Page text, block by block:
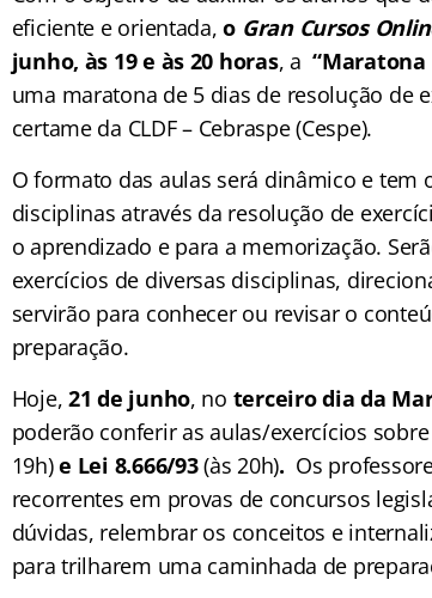
eficiente e orientada,o Gran Cursos
junho, às 19 e às 20 horas, a “Maratona
uma maratona de 5 dias de resolução de
certame da CLDF – Cebraspe (Cespe).
O formato das aulas será dinâmico e
disciplinas através da resolução de
o aprendizado e para a memorização.
exercícios de diversas disciplinas,
servirão para conhecer ou revisar o
preparação.
Hoje, 21 de junho, no terceiro dia da
poderão conferir as aulas/exercícios
19h)e Lei 8.666/93(às 20h). Os
recorrentes em provas de concursos
dúvidas, relembrar os conceitos e
para trilharem uma caminhada de